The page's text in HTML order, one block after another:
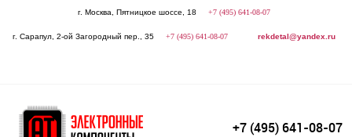
г. Москва, Пятницкое шоссе, 18 +7 (495) 641-08-07
г. Сарапул, 2-ой Загородный пер., 35 +7 (495) 641-08-07 rekdetal@yandex.ru
+7 (495) 641-08-07